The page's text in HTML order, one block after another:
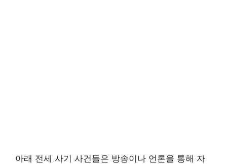
아래 전세 사기 사건들은 방송이나 언론을 통해 자